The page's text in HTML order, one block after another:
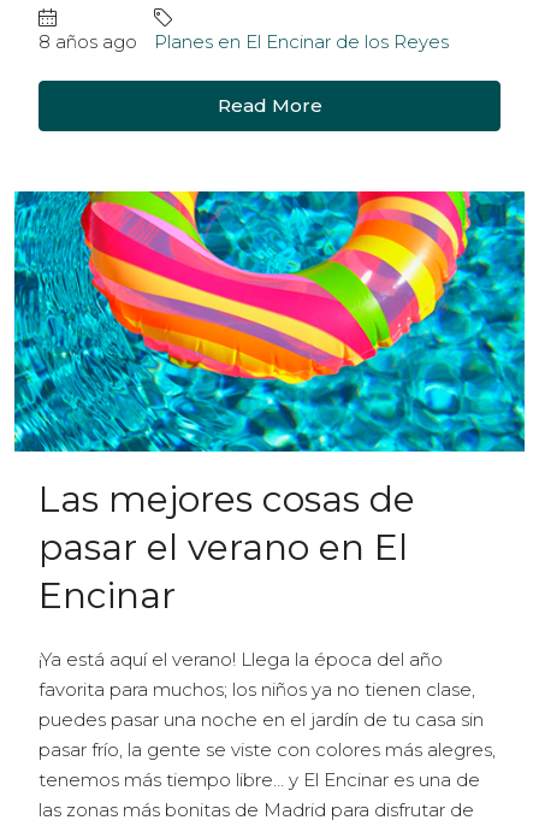
8 años ago Planes en El Encinar de los Reyes
Read More
Las mejores cosas de
pasar el verano en El
Encinar
¡Ya está aquí el verano! Llega la época del año
favorita para muchos; los niños ya no tienen clase,
puedes pasar una noche en el jardín de tu casa sin
pasar frío, la gente se viste con colores más alegres,
tenemos más tiempo libre… y El Encinar es una de
las zonas más bonitas de Madrid para disfrutar de